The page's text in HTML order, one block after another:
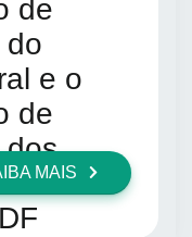
de
do
e o
de
dos
MAIS